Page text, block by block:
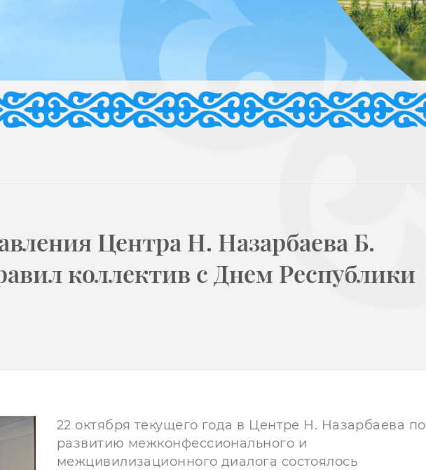
Центра Н. Назарбаева Б.
коллектив с Днем Республики
22 октября текущего года в Центре Н. Назарбаева по
развитию межконфессионального и
межцивилизационного диалога состоялось